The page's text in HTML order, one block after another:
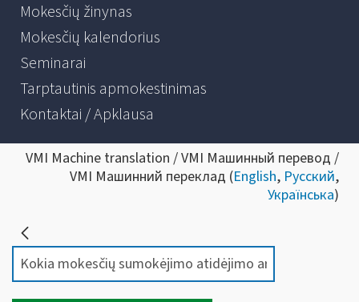
Mokesčių žinynas
Mokesčių kalendorius
Seminarai
Tarptautinis apmokestinimas
Kontaktai / Apklausa
VMI Machine translation / VMI Машинный перевод /
VMI Машинний переклад (English, Русский,
Українська)